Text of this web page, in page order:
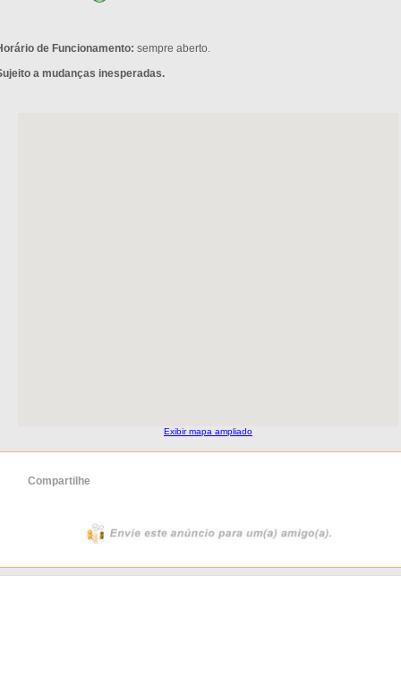
de Funcionamento: sempre aberto.
a mudanças inesperadas.
Exibir mapa ampliado
Compartilhe